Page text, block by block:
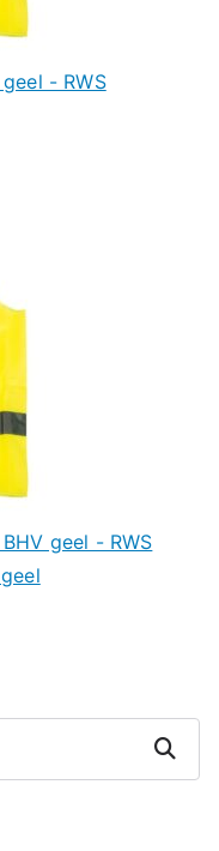
- RWS
geel - RWS
Zoeken